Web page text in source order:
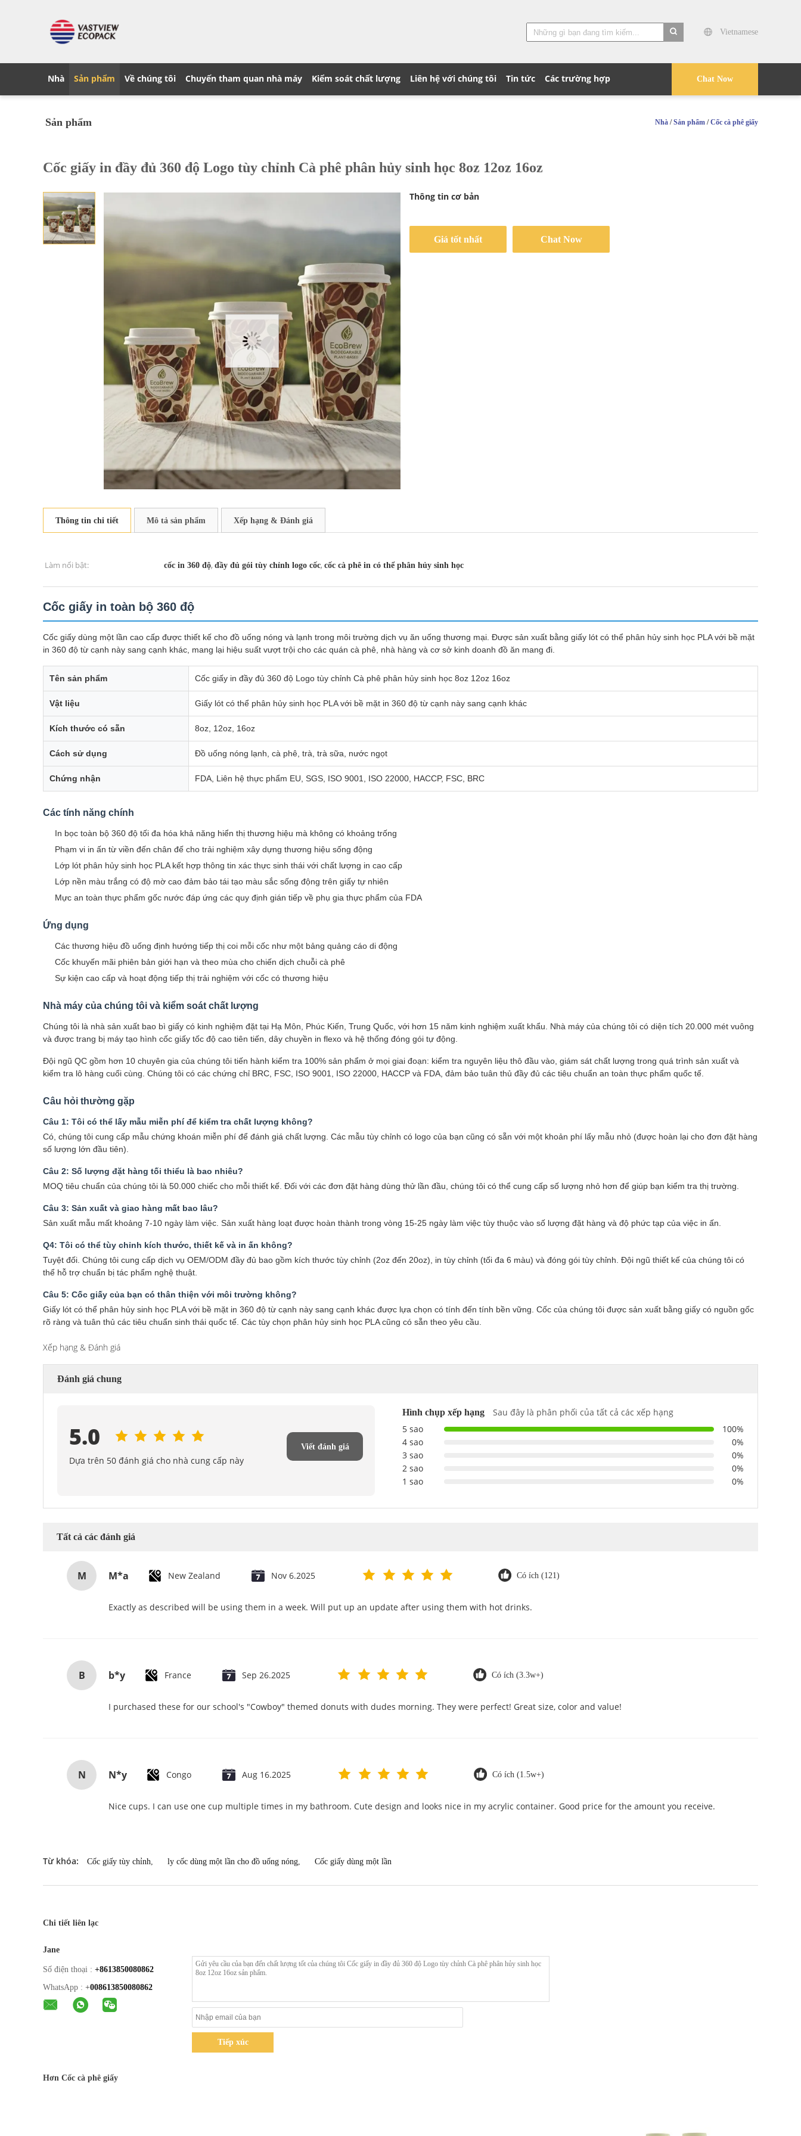
Vietnamese
Chat Now
Nhà Sản phẩm Về chúng tôi Chuyến tham quan nhà máy Kiểm soát chất lượng Liên hệ với chúng tôi Tin tức Các trường hợp
Sản phẩm Nhà /Sản phẩm /Cốc cà phê giấy
Cốc giấy in đầy đủ 360 độ Logo tùy chỉnh Cà phê phân hủy sinh học 8oz 12oz 16oz
Thông tin cơ bản
Giá tốt nhất Chat Now
Thông tin chi tiết Mô tả sản phẩm Xếp hạng & Đánh giá
Làm nổi bật: cốc in 360 độ, đầy đủ gói tùy chỉnh logo cốc, cốc cà phê in có thể phân hủy sinh học
Cốc giấy in toàn bộ 360 độ
Cốc giấy dùng một lần cao cấp được thiết kế cho đồ uống nóng và lạnh trong môi trường dịch vụ ăn uống thương mại. Được sản xuất bằng giấy lót có thể phân hủy sinh học PLA với bề mặt
in 360 độ từ cạnh này sang cạnh khác, mang lại hiệu suất vượt trội cho các quán cà phê, nhà hàng và cơ sở kinh doanh đồ ăn mang đi.
Tên sản phẩm Cốc giấy in đầy đủ 360 độ Logo tùy chỉnh Cà phê phân hủy sinh học 8oz 12oz 16oz
Vật liệu Giấy lót có thể phân hủy sinh học PLA với bề mặt in 360 độ từ cạnh này sang cạnh khác
Kích thước có sẵn 8oz, 12oz, 16oz
Cách sử dụng Đồ uống nóng lạnh, cà phê, trà, trà sữa, nước ngọt
Chứng nhận FDA, Liên hệ thực phẩm EU, SGS, ISO 9001, ISO 22000, HACCP, FSC, BRC
Các tính năng chính
In bọc toàn bộ 360 độ tối đa hóa khả năng hiển thị thương hiệu mà không có khoảng trống
Phạm vi in ​​ấn từ viền đến chân đế cho trải nghiệm xây dựng thương hiệu sống động
Lớp lót phân hủy sinh học PLA kết hợp thông tin xác thực sinh thái với chất lượng in cao cấp
Lớp nền màu trắng có độ mờ cao đảm bảo tái tạo màu sắc sống động trên giấy tự nhiên
Mực an toàn thực phẩm gốc nước đáp ứng các quy định gián tiếp về phụ gia thực phẩm của FDA
Ứng dụng
Các thương hiệu đồ uống định hướng tiếp thị coi mỗi cốc như một bảng quảng cáo di động
Cốc khuyến mãi phiên bản giới hạn và theo mùa cho chiến dịch chuỗi cà phê
Sự kiện cao cấp và hoạt động tiếp thị trải nghiệm với cốc có thương hiệu
Nhà máy của chúng tôi và kiểm soát chất lượng
Chúng tôi là nhà sản xuất bao bì giấy có kinh nghiệm đặt tại Hạ Môn, Phúc Kiến, Trung Quốc, với hơn 15 năm kinh nghiệm xuất khẩu. Nhà máy của chúng tôi có diện tích 20.000 mét vuông
và được trang bị máy tạo hình cốc giấy tốc độ cao tiên tiến, dây chuyền in flexo và hệ thống đóng gói tự động.
Đội ngũ QC gồm hơn 10 chuyên gia của chúng tôi tiến hành kiểm tra 100% sản phẩm ở mọi giai đoạn: kiểm tra nguyên liệu thô đầu vào, giám sát chất lượng trong quá trình sản xuất và
kiểm tra lô hàng cuối cùng. Chúng tôi có các chứng chỉ BRC, FSC, ISO 9001, ISO 22000, HACCP và FDA, đảm bảo tuân thủ đầy đủ các tiêu chuẩn an toàn thực phẩm quốc tế.
Câu hỏi thường gặp
Câu 1: Tôi có thể lấy mẫu miễn phí để kiểm tra chất lượng không?
Có, chúng tôi cung cấp mẫu chứng khoán miễn phí để đánh giá chất lượng. Các mẫu tùy chỉnh có logo của bạn cũng có sẵn với một khoản phí lấy mẫu nhỏ (được hoàn lại cho đơn đặt hàng
số lượng lớn đầu tiên).
Câu 2: Số lượng đặt hàng tối thiểu là bao nhiêu?
MOQ tiêu chuẩn của chúng tôi là 50.000 chiếc cho mỗi thiết kế. Đối với các đơn đặt hàng dùng thử lần đầu, chúng tôi có thể cung cấp số lượng nhỏ hơn để giúp bạn kiểm tra thị trường.
Câu 3: Sản xuất và giao hàng mất bao lâu?
Sản xuất mẫu mất khoảng 7-10 ngày làm việc. Sản xuất hàng loạt được hoàn thành trong vòng 15-25 ngày làm việc tùy thuộc vào số lượng đặt hàng và độ phức tạp của việc in ấn.
Q4: Tôi có thể tùy chỉnh kích thước, thiết kế và in ấn không?
Tuyệt đối. Chúng tôi cung cấp dịch vụ OEM/ODM đầy đủ bao gồm kích thước tùy chỉnh (2oz đến 20oz), in tùy chỉnh (tối đa 6 màu) và đóng gói tùy chỉnh. Đội ngũ thiết kế của chúng tôi có
thể hỗ trợ chuẩn bị tác phẩm nghệ thuật.
Câu 5: Cốc giấy của bạn có thân thiện với môi trường không?
Giấy lót có thể phân hủy sinh học PLA với bề mặt in 360 độ từ cạnh này sang cạnh khác được lựa chọn có tính đến tính bền vững. Cốc của chúng tôi được sản xuất bằng giấy có nguồn gốc
rõ ràng và tuân thủ các tiêu chuẩn sinh thái quốc tế. Các tùy chọn phân hủy sinh học PLA cũng có sẵn theo yêu cầu.
Xếp hạng & Đánh giá
Đánh giá chung
5.0
Dựa trên 50 đánh giá cho nhà cung cấp này
Viết đánh giá
Hình chụp xếp hạng
Sau đây là phân phối của tất cả các xếp hạng
5 sao
100%
4 sao
0%
3 sao
0%
2 sao
0%
1 sao
0%
Tất cả các đánh giá
M M*a New Zealand Nov 6.2025 Có ích (121)
Exactly as described will be using them in a week. Will put up an update after using them with hot drinks.
B b*y France Sep 26.2025 Có ích (3.3w+)
I purchased these for our school's "Cowboy" themed donuts with dudes morning. They were perfect! Great size, color and value!
N N*y Congo Aug 16.2025 Có ích (1.5w+)
Nice cups. I can use one cup multiple times in my bathroom. Cute design and looks nice in my acrylic container. Good price for the amount you receive.
Từ khóa: Cốc giấy tùy chỉnh, ly cốc dùng một lần cho đồ uống nóng, Cốc giấy dùng một lần
Chi tiết liên lạc
Jane
Số điện thoại : +8613850080862
WhatsApp : +008613850080862
Tiếp xúc
Hơn Cốc cà phê giấy